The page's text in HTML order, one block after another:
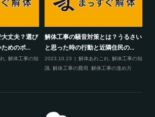
丈夫？選び
めのポ...
解体工事の知
解体工事の騒音対策とは？うるさい
と思った時の行動と近隣住民の...
2023.10.23 解体あれこれ
解体工事の知
識
解体工事の費用 解体工事の進め方